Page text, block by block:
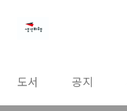
도서 공지